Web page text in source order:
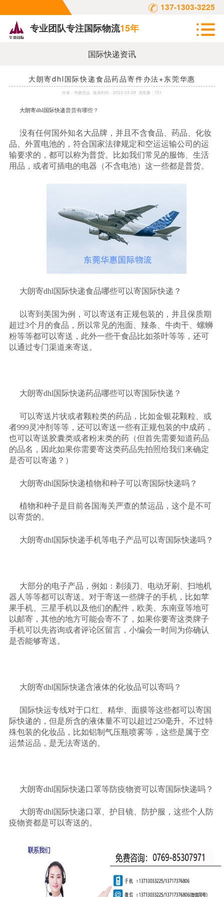
137-1303-3225
专业团队专注国际物流15年
国际快递资讯
大朗寄dhl国际快递食品药品寄件办法+东莞华惠
作者： 华惠货运 发表时间： 2023-03-29 浏览量：751
大朗寄dhl国际快递普货有哪些？
没有任何国外知名大品牌，并且不含食品、药品、化妆
品、外置电池的，符合国家法律规定和空运运输公司的运
输要求的，都可以称为普货。比如我们常见的服饰、生活
用品，或者可插电的电器（不含电池）这一些都是普货。
大朗寄dhl国际快递食品哪些可以寄国际快递？
以寄到美国为例，可以寄送有正规包装的，并且保质期
超过3个月的食品，所以常见的泡面、辣条、牛肉干、螺蛳
粉等等都可以寄送，此外一些干食品比如茶叶等等，还可
以通过专门渠道来寄送。
大朗寄dhl国际快递药品哪些可以寄国际快递？
可以寄送片状或者颗粒类的药品，比如金银花颗粒、或
者999灵冲剂等等，还可以寄送一些有正规包装的中成药，
也可以寄送胶囊类或者粉末类的药（但首先需要知道药品
的品名，因此如果你需要寄这类药品先拍照给我们来确定
是否可以寄递？）
大朗寄dhl国际快递植物和种子可以寄国际快递吗？
植物和种子是目前各国海关严查的禁运品，这个是不可
以寄货的。
大朗寄dhl国际快递手机等电子产品可以寄国际快递吗？
大部分的电子产品，例如：剃须刀、电动牙刷、扫地机
器人等等都可以寄送。对于寄送一些牌子的手机，比如苹
果手机、三星手机以及他们的配件，欧美、东南亚等地可
以邮寄，其他的地方可能会寄不了，如果你要寄这类牌子
手机可以先咨询或者评论区留言，小编会一时间为你确认
是否能够寄送。
大朗寄dhl国际快递含液体的化妆品可以寄吗？
国际快运专线对于口红、精华、面膜等这些都可以寄国
际快递的，但是所含的液体量不可以超过250毫升。不过特
殊包装的化妆品，比如铝制气压瓶喷雾等，这些是属于空
运禁运品，是无法寄送的。
大朗寄dhl国际快递口罩等防疫物资可以寄国际快递吗？
大朗寄dhl国际快递口罩、护目镜、防护服，这些个人防
疫物资都是可以寄送的。